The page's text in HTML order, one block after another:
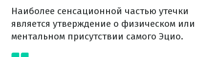
Наиболее сенсационной частью утечки
является утверждение о физическом или
ментальном присутствии самого Эцио.